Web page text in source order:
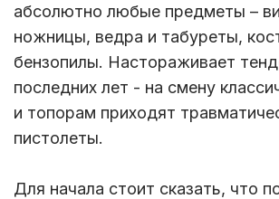
абсолютно любые предметы –
ножницы, ведра и табуреты,
бензопилы. Настораживает
последних лет - на смену
и топорам приходят
пистолеты.
Для начала стоит сказать, что